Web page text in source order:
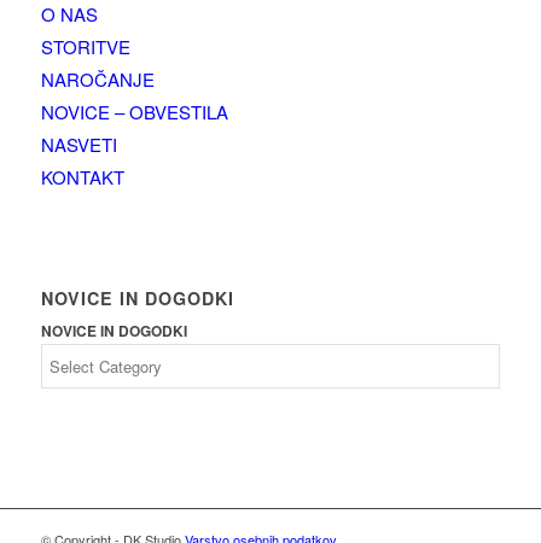
O NAS
STORITVE
NAROČANJE
NOVICE – OBVESTILA
NASVETI
KONTAKT
NOVICE IN DOGODKI
NOVICE IN DOGODKI